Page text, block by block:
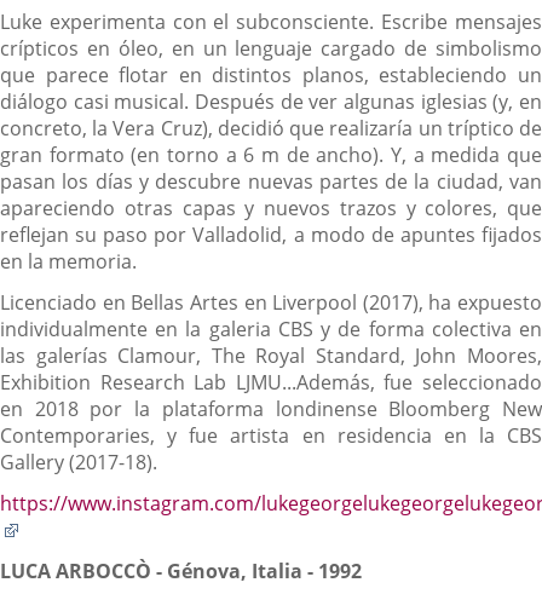
aplicación
externa.
Luke experimenta con el subconsciente. Escribe mensajes
crípticos en óleo, en un lenguaje cargado de simbolismo
que parece flotar en distintos planos, estableciendo un
diálogo casi musical. Después de ver algunas iglesias (y, en
concreto, la Vera Cruz), decidió que realizaría un tríptico de
gran formato (en torno a 6 m de ancho). Y, a medida que
pasan los días y descubre nuevas partes de la ciudad, van
apareciendo otras capas y nuevos trazos y colores, que
reflejan su paso por Valladolid, a modo de apuntes fijados
en la memoria.
Licenciado en Bellas Artes en Liverpool (2017), ha expuesto
individualmente en la galeria CBS y de forma colectiva en
las galerías Clamour, The Royal Standard, John Moores,
Exhibition Research Lab LJMU...Además, fue seleccionado
en 2018 por la plataforma londinense Bloomberg New
Contemporaries, y fue artista en residencia en la CBS
Gallery (2017-18).
https://www.instagram.com/
una
LUCA ARBOCCÒ - Génova, Italia - 1992